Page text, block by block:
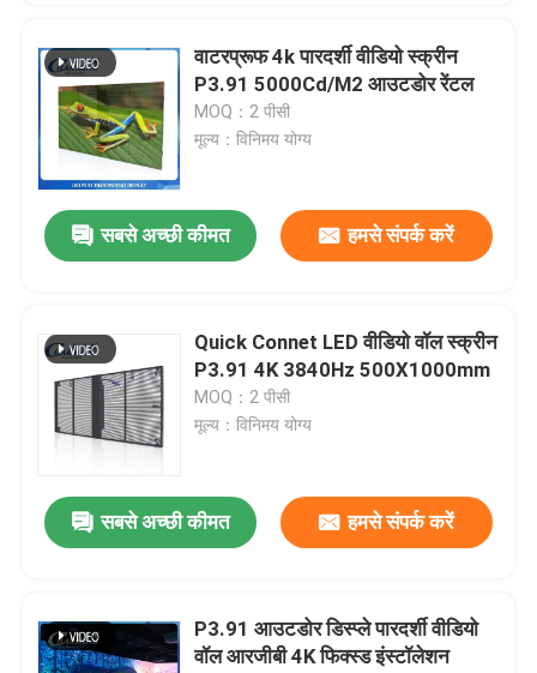
वाटरप्रूफ 4k पारदर्शी वीडियो स्क्रीन
P3.91 5000Cd/M2 आउटडोर रेंटल
MOQ：2 पीसी
मूल्य：विनिमय योग्य
सबसे अच्छी कीमत हमसे संपर्क करें
Quick Connet LED वीडियो वॉल स्क्रीन
P3.91 4K 3840Hz 500X1000mm
MOQ：2 पीसी
मूल्य：विनिमय योग्य
सबसे अच्छी कीमत हमसे संपर्क करें
P3.91 आउटडोर डिस्प्ले पारदर्शी वीडियो
वॉल आरजीबी 4K फिक्स्ड इंस्टॉलेशन